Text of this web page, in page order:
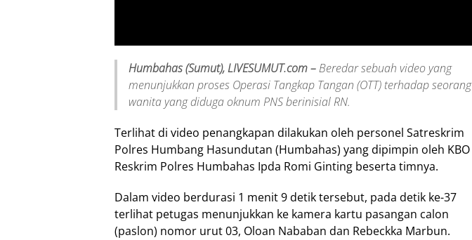
Humbahas (Sumut), LIVESUMUT.com –Beredar sebuah video yang
menunjukkan proses Operasi Tangkap Tangan (OTT) terhadap seorang
wanita yang diduga oknum PNS berinisial RN.
Terlihat di video penangkapan dilakukan oleh personel Satreskrim
Polres Humbang Hasundutan (Humbahas) yang dipimpin oleh KBO
Reskrim Polres Humbahas Ipda Romi Ginting beserta timnya.
Dalam video berdurasi 1 menit 9 detik tersebut, pada detik ke-37
terlihat petugas menunjukkan ke kamera kartu pasangan calon
(paslon) nomor urut 03, Oloan Nababan dan Rebeckka Marbun.